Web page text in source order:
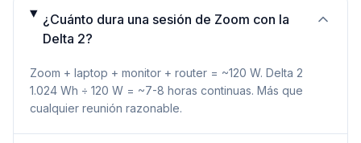
¿Cuánto dura una sesión de Zoom con la
Delta 2?
Zoom + laptop + monitor + router = ~120 W. Delta 2
1.024 Wh ÷ 120 W = ~7-8 horas continuas. Más que
cualquier reunión razonable.